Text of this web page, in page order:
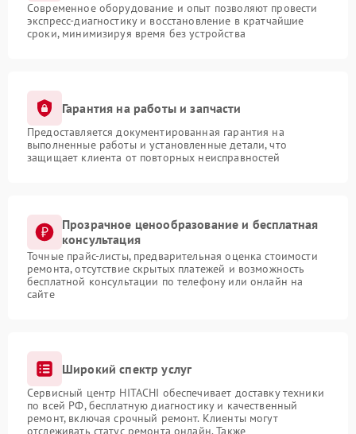
Современное оборудование и опыт позволяют провести
экспресс-диагностику и восстановление в кратчайшие
сроки, минимизируя время без устройства
Гарантия на работы и запчасти
Предоставляется документированная гарантия на
выполненные работы и установленные детали, что
защищает клиента от повторных неисправностей
Прозрачное ценообразование и бесплатная
консультация
Точные прайс-листы, предварительная оценка стоимости
ремонта, отсутствие скрытых платежей и возможность
бесплатной консультации по телефону или онлайн на
сайте
Широкий спектр услуг
Сервисный центр HITACHI обеспечивает доставку техники
по всей РФ, бесплатную диагностику и качественный
ремонт, включая срочный ремонт. Клиенты могут